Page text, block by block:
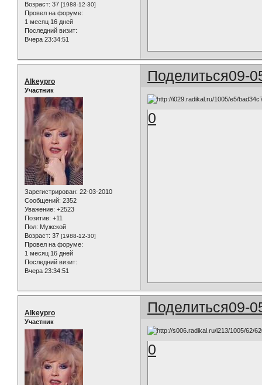
Возраст: 37 [1988-12-30]
Провел на форуме:
1 месяц 16 дней
Последний визит:
Вчера 23:34:51
Поделиться09-
Alkeypro
Участник
Зарегистрирован: 22-03-2010
Сообщений: 2352
Уважение: +2523
Позитив: +11
Пол: Мужской
Возраст: 37 [1988-12-30]
Провел на форуме:
1 месяц 16 дней
Последний визит:
Вчера 23:34:51
0
Поделиться09-
Alkeypro
Участник
0